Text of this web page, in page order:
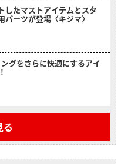
したマストアイテムとスタ
ーツが登場〈キジマ〉
グをさらに快適にするアイ
る